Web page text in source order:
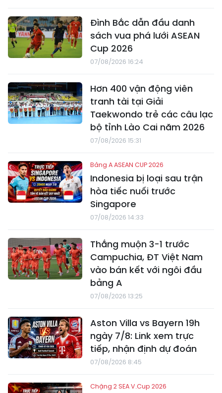
Đình Bắc dẫn đầu danh
sách vua phá lưới ASEAN
Cup 2026
07/08/2026 16:24
Hơn 400 vận động viên
tranh tài tại Giải
Taekwondo trẻ các câu lạc
bộ tỉnh Lào Cai năm 2026
07/08/2026 15:31
Bảng A ASEAN CUP 2026
Indonesia bị loại sau trận
hòa tiếc nuối trước
Singapore
07/08/2026 14:33
Thắng muộn 3-1 trước
Campuchia, ĐT Việt Nam
vào bán kết với ngôi đầu
bảng A
07/08/2026 13:25
Aston Villa vs Bayern 19h
ngày 7/8: Link xem trực
tiếp, nhận định dự đoán
07/08/2026 8:45
Chặng 2 SEA V.Cup 2026